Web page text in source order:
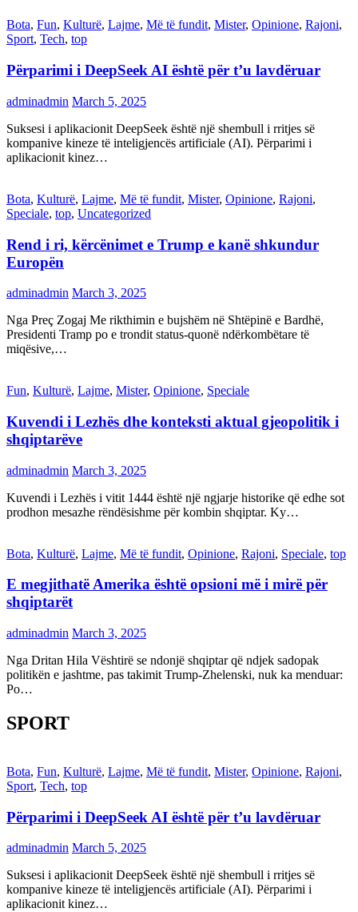
Bota, Fun, Kulturë, Lajme, Më të fundit, Mister, Opinione, Rajoni,
Sport, Tech, top
Përparimi i DeepSeek AI është për t’u lavdëruar
adminadmin March 5, 2025
Suksesi i aplikacionit DeepSeek është një shembull i rritjes së
kompanive kineze të inteligjencës artificiale (AI). Përparimi i
aplikacionit kinez…
Bota, Kulturë, Lajme, Më të fundit, Mister, Opinione, Rajoni,
Speciale, top, Uncategorized
Rend i ri, kërcënimet e Trump e kanë shkundur
Europën
adminadmin March 3, 2025
Nga Preç Zogaj Me rikthimin e bujshëm në Shtëpinë e Bardhë,
Presidenti Tramp po e trondit status-quonë ndërkombëtare të
miqësive,…
Fun, Kulturë, Lajme, Mister, Opinione, Speciale
Kuvendi i Lezhës dhe konteksti aktual gjeopolitik i
shqiptarëve
adminadmin March 3, 2025
Kuvendi i Lezhës i vitit 1444 është një ngjarje historike që edhe sot
prodhon mesazhe rëndësishme për kombin shqiptar. Ky…
Bota, Kulturë, Lajme, Më të fundit, Opinione, Rajoni, Speciale, top
E megjithatë Amerika është opsioni më i mirë për
shqiptarët
adminadmin March 3, 2025
Nga Dritan Hila Vështirë se ndonjë shqiptar që ndjek sadopak
politikën e jashtme, pas takimit Trump-Zhelenski, nuk ka menduar:
Po…
SPORT
Bota, Fun, Kulturë, Lajme, Më të fundit, Mister, Opinione, Rajoni,
Sport, Tech, top
Përparimi i DeepSeek AI është për t’u lavdëruar
adminadmin March 5, 2025
Suksesi i aplikacionit DeepSeek është një shembull i rritjes së
kompanive kineze të inteligjencës artificiale (AI). Përparimi i
aplikacionit kinez…